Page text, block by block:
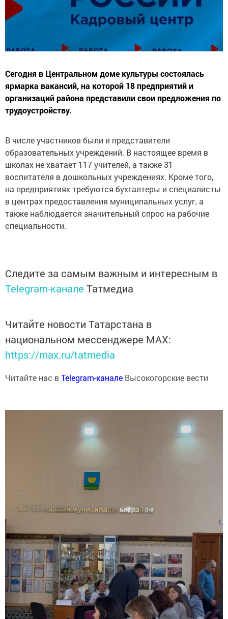
Сегодня в Центральном доме культуры состоялась
ярмарка вакансий, на которой 18 предприятий и
организаций района представили свои предложения по
трудоустройству.
В числе участников были и представители
образовательных учреждений. В настоящее время в
школах не хватает 117 учителей, а также 31
воспитателя в дошкольных учреждениях. Кроме того,
на предприятиях требуются бухгалтеры и специалисты
в центрах предоставления муниципальных услуг, а
также наблюдается значительный спрос на рабочие
специальности.
Следите за самым важным и интересным в
Telegram-канале Татмедиа
Читайте новости Татарстана в
национальном мессенджере MАХ:
https://max.ru/tatmedia
Читайте нас вTelegram-канале Высокогорские вести